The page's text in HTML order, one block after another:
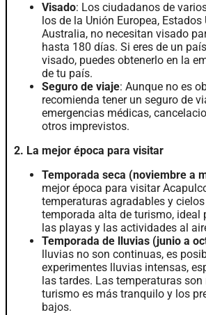
Visado: Los ciudadanos de
los de la Unión Europea,
Australia, no necesitan visado
hasta 180 días. Si eres de un
visado, puedes obtenerlo en la
de tu país.
Seguro de viaje: Aunque no es
recomienda tener un seguro de
emergencias médicas,
otros imprevistos.
2. La mejor época para visitar
Temporada seca (noviembre a
mejor época para visitar
temperaturas agradables y
temporada alta de turismo, ideal
las playas y las actividades al
Temporada de lluvias (junio a
lluvias no son continuas, es
experimentes lluvias intensas,
las tardes. Las temperaturas son
turismo es más tranquilo y los
bajos.